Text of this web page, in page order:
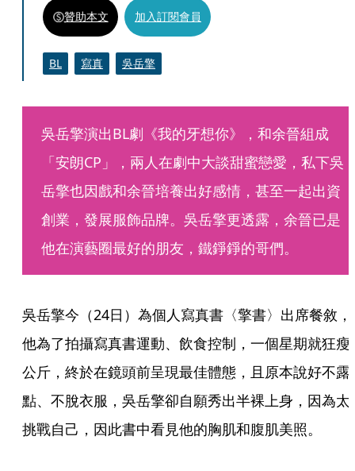
贊助本文 加入訂閱會員
BL 寫真 吳岳擎
吳岳擎演出BL劇《我的牙想你》，和余晉組成
「安朗CP」，兩人在劇中大談甜蜜戀愛，私下吳
岳擎也因戲和余晉培養出好感情，甚至一起出資
創業，發展服飾品牌。吳岳擎更透露，余晉已是
他在演藝圈最好的朋友，鐵錚錚的哥們。
吳岳擎今（24日）為個人寫真書〈擎書〉出席餐敘，
他為了拍攝寫真書運動、飲食控制，一個星期就狂瘦
公斤，終於在鏡頭前呈現最佳體態，且原本說好不露
點、不脫衣服，吳岳擎卻自願秀出半裸上身，因為太
挑戰自己，因此書中看見他的胸肌和腹肌美照。